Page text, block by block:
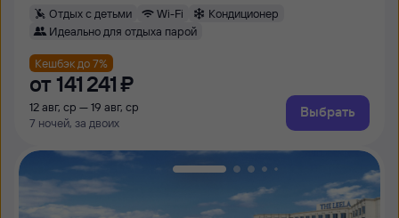
Отдых с детьми Wi-Fi
Кондиционер
Идеально для отдыха парой
Кешбэк до 7%
от 141 ⁠241 ⁠₽
12 авг, ср — 19 авг, ср
7 ночей, за двоих
Выбрать